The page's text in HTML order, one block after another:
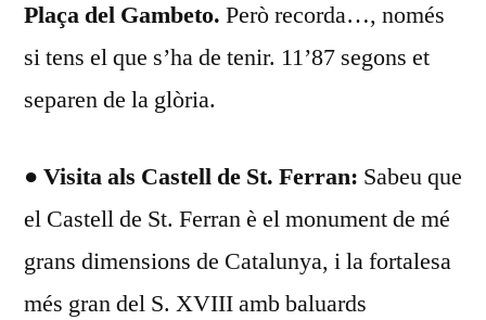
Plaça del Gambeto. Però recorda…, només
si tens el que s’ha de tenir. 11’87 segons et
separen de la glòria.
● Visita als Castell de St. Ferran: Sabeu que
el Castell de St. Ferran è el monument de mé
grans dimensions de Catalunya, i la fortalesa
més gran del S. XVIII amb baluards